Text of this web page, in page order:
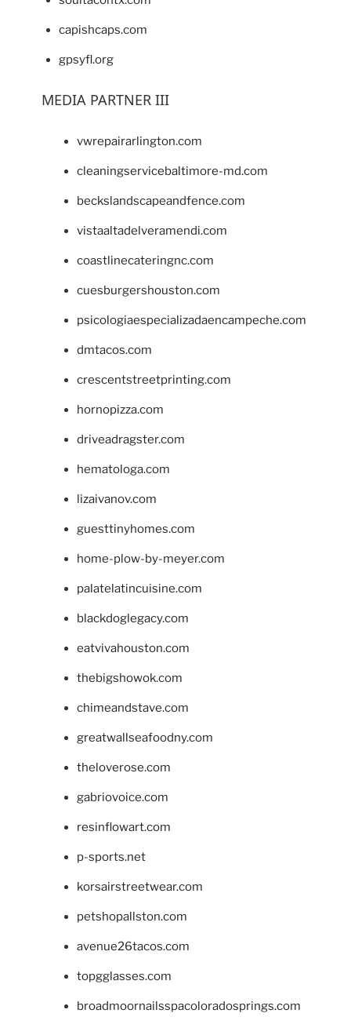
capishcaps.com
gpsyfl.org
MEDIA PARTNER III
vwrepairarlington.com
cleaningservicebaltimore-md.com
beckslandscapeandfence.com
vistaaltadelveramendi.com
coastlinecateringnc.com
cuesburgershouston.com
psicologiaespecializadaencampeche.com
dmtacos.com
crescentstreetprinting.com
hornopizza.com
driveadragster.com
hematologa.com
lizaivanov.com
guesttinyhomes.com
home-plow-by-meyer.com
palatelatincuisine.com
blackdoglegacy.com
eatvivahouston.com
thebigshowok.com
chimeandstave.com
greatwallseafoodny.com
theloverose.com
gabriovoice.com
resinflowart.com
p-sports.net
korsairstreetwear.com
petshopallston.com
avenue26tacos.com
topgglasses.com
broadmoornailsspacoloradosprings.com